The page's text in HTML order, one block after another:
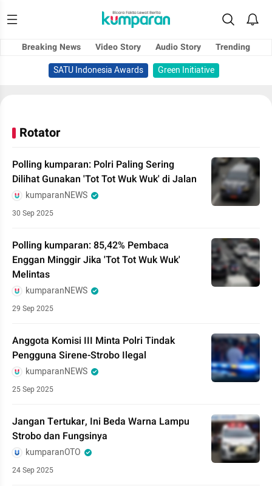
Breaking News Video Story Audio Story
Trending
SATU Indonesia Awards
Green Initiative
Rotator
Polling kumparan: Polri Paling Sering
Dilihat Gunakan 'Tot Tot Wuk Wuk' di Jalan
kumparanNEWS
30 Sep 2025
Polling kumparan: 85,42% Pembaca
Enggan Minggir Jika 'Tot Tot Wuk Wuk'
Melintas
kumparanNEWS
29 Sep 2025
Anggota Komisi III Minta Polri Tindak
Pengguna Sirene-Strobo Ilegal
kumparanNEWS
25 Sep 2025
Jangan Tertukar, Ini Beda Warna Lampu
Strobo dan Fungsinya
kumparanOTO
24 Sep 2025